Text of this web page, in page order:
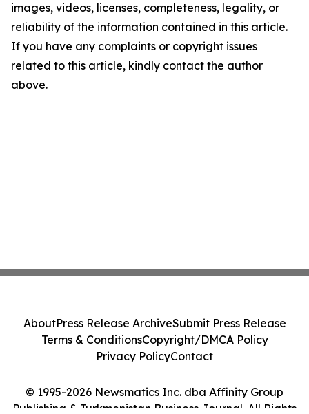
images, videos, licenses, completeness, legality, or
reliability of the information contained in this article.
If you have any complaints or copyright issues
related to this article, kindly contact the author
above.
© 1995-2026 Newsmatics Inc. dba Affinity Group
Publishing & Turkmenistan Business Journal. All Rights
AboutPress Release ArchiveSubmit Press Release
Terms & ConditionsCopyright/DMCA Policy
Privacy PolicyContact